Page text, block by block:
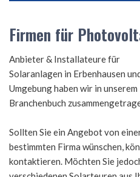
Firmen für
Anbieter & Installateure für
Solaranlagen in Erbenhausen
Umgebung haben wir in unserem
Branchenbuch
Sollten Sie ein Angebot von
bestimmten Firma wünschen,
kontaktieren. Möchten Sie